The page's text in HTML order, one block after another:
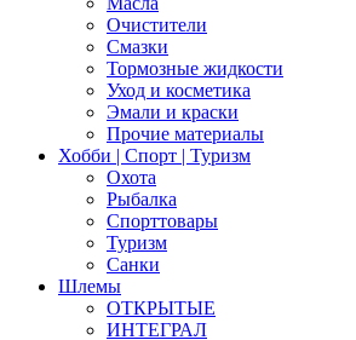
Очистители
Смазки
Тормозные жидкости
Уход и косметика
Эмали и краски
Прочие материалы
Хобби | Cпорт | Туризм
Охота
Рыбалка
Спорттовары
Туризм
Санки
Шлемы
ОТКРЫТЫЕ
ИНТЕГРАЛ